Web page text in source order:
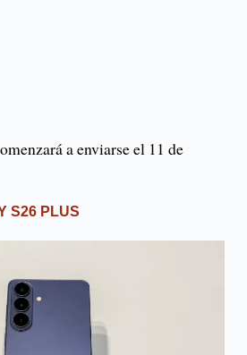
a enviarse el 11 de
S26 PLUS